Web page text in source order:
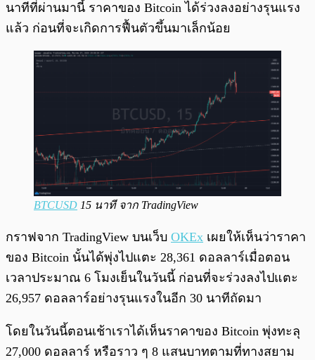
นาทีที่ผ่านมานี้ ราคาของ Bitcoin ได้ร่วงลงอย่างรุนแรง
แล้ว ก่อนที่จะเกิดการฟื้นตัวขึ้นมาเล็กน้อย
BTCUSD 15 นาที จาก TradingView
กราฟจาก TradingView บนเว็บ OKEx เผยให้เห็นว่าราคา
ของ Bitcoin นั้นได้พุ่งไปแตะ 28,361 ดอลลาร์เมื่อตอน
เวลาประมาณ 6 โมงเย็นในวันนี้ ก่อนที่จะร่วงลงไปแตะ
26,957 ดอลลาร์อย่างรุนแรงในอีก 30 นาทีถัดมา
โดยในวันนี้ตอนเช้าเราได้เห็นราคาของ Bitcoin พุ่งทะลุ
27,000 ดอลลาร์ หรือราว ๆ 8 แสนบาทตามที่ทางสยาม